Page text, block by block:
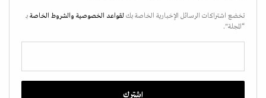
تخضع اشتراكات الرسائل الإخبارية الخاصة بك لقواعد الخصوصية والشروط الخاصة بـ
“المجلة".